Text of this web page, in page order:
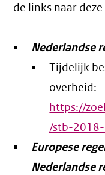
de links naar
Nederlandse
Tijdelijk
overheid:
https://
/stb-
Europese
Nederlandse